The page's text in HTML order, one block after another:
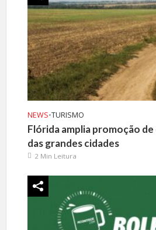
NEWS•TURISMO
Flórida amplia promoção
das grandes cidades
2 Min Leitura